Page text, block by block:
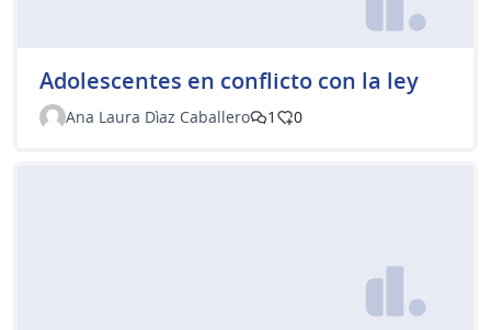
Adolescentes en conflicto con la ley
Ana Laura Dìaz Caballero 1 0